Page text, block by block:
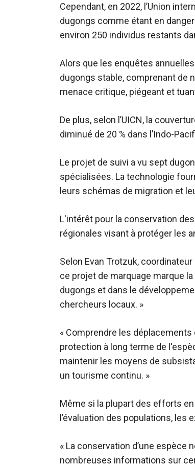
Cependant, en 2022, l’Union
dugongs comme étant en
environ 250 individus restants
Alors que les enquêtes
dugongs stable, comprenant de
menace critique, piégeant et
De plus, selon l’UICN, la
diminué de 20 % dans l’Indo-
Le projet de suivi a vu sept
spécialisées. La technologie
leurs schémas de migration et
L'intérêt pour la conservation
régionales visant à protéger les
Selon Evan Trotzuk,
ce projet de marquage marque
dugongs et dans le
chercheurs locaux. »
« Comprendre les
protection à long terme de
maintenir les moyens de
un tourisme continu. »
Même si la plupart des efforts
l’évaluation des populations, les
« La conservation d’une
nombreuses informations sur